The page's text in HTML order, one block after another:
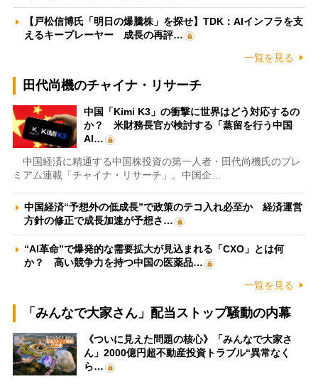
【戸松信博氏「明日の爆騰株」を探せ】TDK：AIインフラを支
えるキープレーヤー 成長の再評…
一覧を見る
田代尚機のチャイナ・リサーチ
中国「Kimi K3」の衝撃に世界はどう対応するの
か？ 米財務長官が検討する「蒸留を行う中国
AI…
中国経済に精通する中国株投資の第一人者・田代尚機氏のプレ
ミアム連載「チャイナ・リサーチ」。中国企…
中国経済“予想外の低成長”で政策のテコ入れ必至か 経済運営
方針の修正で成長加速が予想さ…
“AI革命”で爆発的な需要拡大が見込まれる「CXO」とは何
か？ 高い競争力を持つ中国の医薬品…
一覧を見る
「みんなで大家さん」配当ストップ騒動の内幕
《ついに見えた問題の核心》「みんなで大家さ
ん」2000億円超不動産投資トラブル“異常なく
ら…